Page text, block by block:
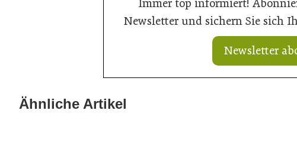
Immer top informiert!
Newsletter und sichern Sie sich
Newsletter
Ähnliche Artikel
„Nutzen, was da ist“: Wie Gemeinden